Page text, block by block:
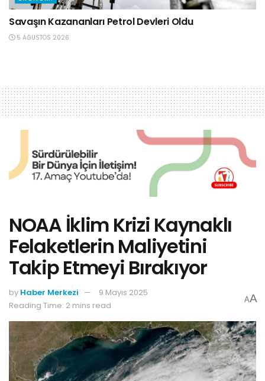
Savaşın Kazananları Petrol Devleri Oldu
5 AĞUSTOS 2026
NOAA İklim Krizi Kaynaklı
Felaketlerin Maliyetini
Takip Etmeyi Bırakıyor
by Haber Merkezi
9 Mayıs 2025
Reading Time: 2 mins read
AA